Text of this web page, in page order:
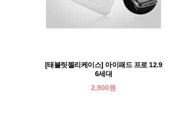
[태블릿젤리케이스] 아이패드 프로 12.9
6세대
2,900원